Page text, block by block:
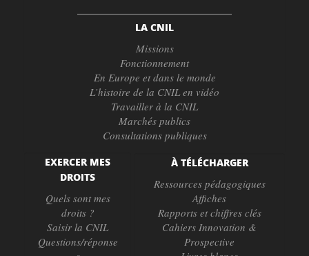
LA CNIL
Missions
Fonctionnement
En Europe et dans le monde
L’histoire de la CNIL en vidéo
Travailler à la CNIL
Marchés publics
Consultations publiques
EXERCER MES
DROITS
Quels sont mes
droits ?
Saisir la CNIL
Questions/réponse
À TÉLÉCHARGER
Ressources pédagogiques
Affiches
Rapports et chiffres clés
Cahiers Innovation &
Prospective